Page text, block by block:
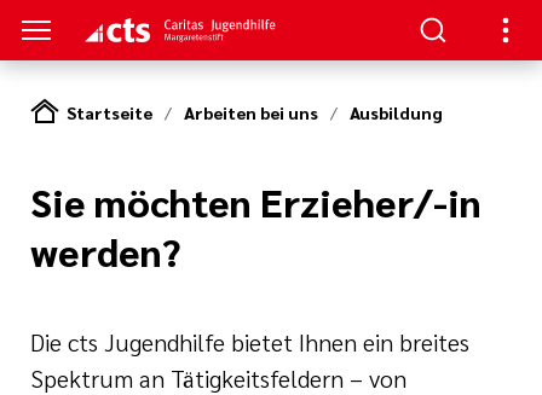
Sprechstunde
Startseite Arbeiten bei uns Ausbildung
Sie möchten Erzieher/-in
werden?
Die cts Jugendhilfe bietet Ihnen ein breites
Spektrum an Tätigkeitsfeldern – von